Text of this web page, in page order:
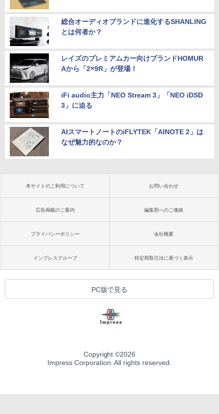
総合オーディオブランドに進化するSHANLING
とは何者か？
レイズのプレミアムカー向けブランドHOMUR
Aから「2×9R」が登場！
iFi audio主力「NEO Stream 3」「NEO iDSD
3」に迫る
AIスマートノートのiFLYTEK「AINOTE 2」は
なぜ魅力的なのか？
本サイトのご利用について お問い合わせ
広告掲載のご案内 編集部へのご連絡
プライバシーポリシー 会社概要
インプレスグループ 特定商取引法に基づく表示
PC版で見る
Copyright ©2026
Impress Corporation. All rights reserved.